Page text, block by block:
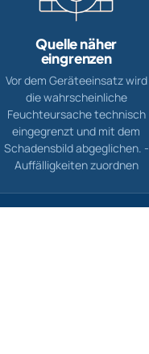
Quelle näher
eingrenzen
Vor dem Geräteeinsatz wird
die wahrscheinliche
Feuchteursache technisch
eingegrenzt und mit dem
Schadensbild abgeglichen. -
Auffälligkeiten zuordnen